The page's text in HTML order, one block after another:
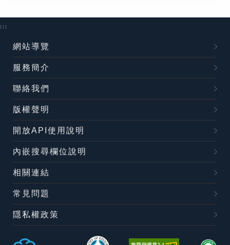
:::
網站導覽
服務簡介
聯絡我們
版權聲明
開放API使用說明
內嵌搜尋欄位說明
相關連結
常見問題
隱私權政策